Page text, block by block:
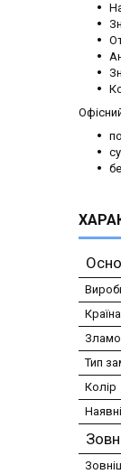
Тип
Колір